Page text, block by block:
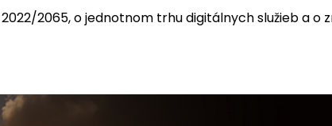
2065, o jednotnom trhu digitálnych služieb a o